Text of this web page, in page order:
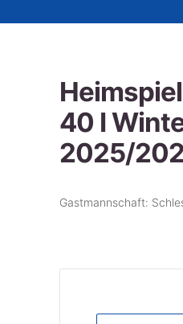
40 I
2025/
Gastmannschaft: